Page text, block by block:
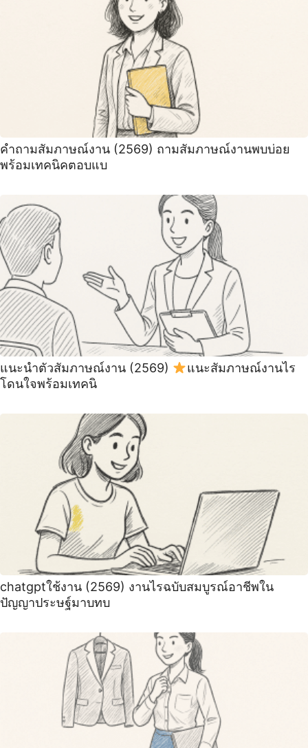
คำถามสัมภาษณ์งาน (2569) ถามสัมภาษณ์งานพบบ่อย
พร้อมเทคนิคตอบแบ
แนะนําตัวสัมภาษณ์งาน (2569)
แนะสัมภาษณ์งานไร
โดนใจพร้อมเทคนิ
chatgptใช้งาน (2569) งานไรฉบับสมบูรณ์อาชีพใน
ปัญญาประษฐ์มาบทบ